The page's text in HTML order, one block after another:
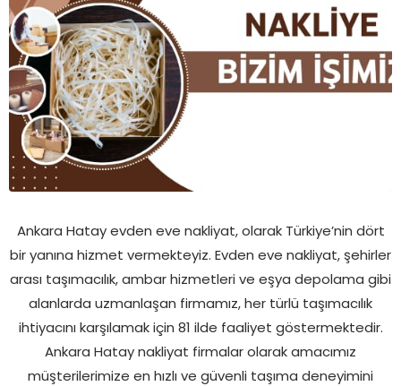
Ankara Hatay evden eve nakliyat, olarak Türkiye’nin dört
bir yanına hizmet vermekteyiz. Evden eve nakliyat, şehirler
arası taşımacılık, ambar hizmetleri ve eşya depolama gibi
alanlarda uzmanlaşan firmamız, her türlü taşımacılık
ihtiyacını karşılamak için 81 ilde faaliyet göstermektedir.
Ankara Hatay nakliyat firmalar olarak amacımız
müşterilerimize en hızlı ve güvenli taşıma deneyimini